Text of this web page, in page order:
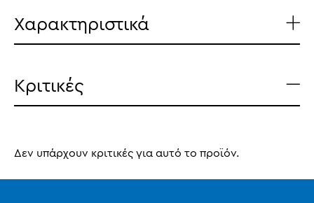
Χαρακτηριστικά
Κριτικές
Δεν υπάρχουν κριτικές για αυτό το προϊόν.